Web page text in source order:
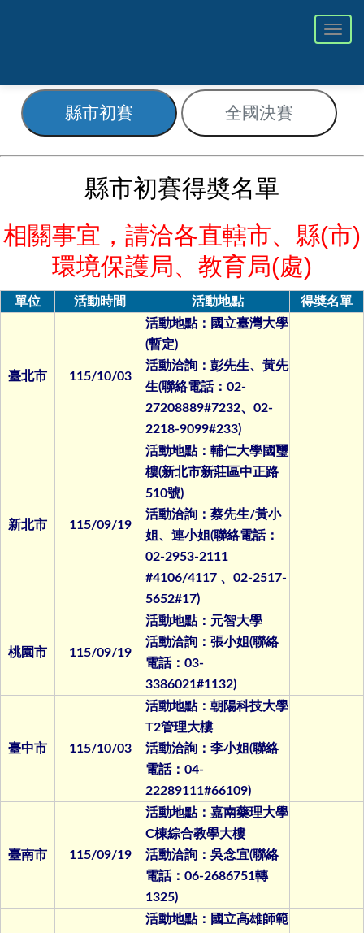
縣市初賽得奬名單
相關事宜，請洽各直轄市、縣(市)
環境保護局、教育局(處)
單位 活動時間 活動地點 得奬名單
臺北市 115/10/03
活動地點：國立臺灣大學
(暫定)
活動洽詢：彭先生、黃先
生(聯絡電話：02-
27208889#7232、02-
2218-9099#233)
新北市 115/09/19
活動地點：輔仁大學國璽
樓(新北市新莊區中正路
510號)
活動洽詢：蔡先生/黃小
姐、連小姐(聯絡電話：
02-2953-2111
#4106/4117 、02-2517-
5652#17)
桃園市 115/09/19
活動地點：元智大學
活動洽詢：張小姐(聯絡
電話：03-
3386021#1132)
臺中市 115/10/03
活動地點：朝陽科技大學
T2管理大樓
活動洽詢：李小姐(聯絡
電話：04-
22289111#66109)
臺南市 115/09/19
活動地點：嘉南藥理大學
C棟綜合教學大樓
活動洽詢：吳念宜(聯絡
電話：06-2686751轉
1325)
活動地點：國立高雄師範